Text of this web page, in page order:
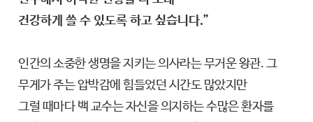
건강하게 쓸 수 있도록 하고 싶습니다.”
인간의 소중한 생명을 지키는 의사라는 무거운 왕관. 그
무게가 주는 압박감에 힘들었던 시간도 많았지만
그럴 때마다 백 교수는 자신을 의지하는 수많은 환자를